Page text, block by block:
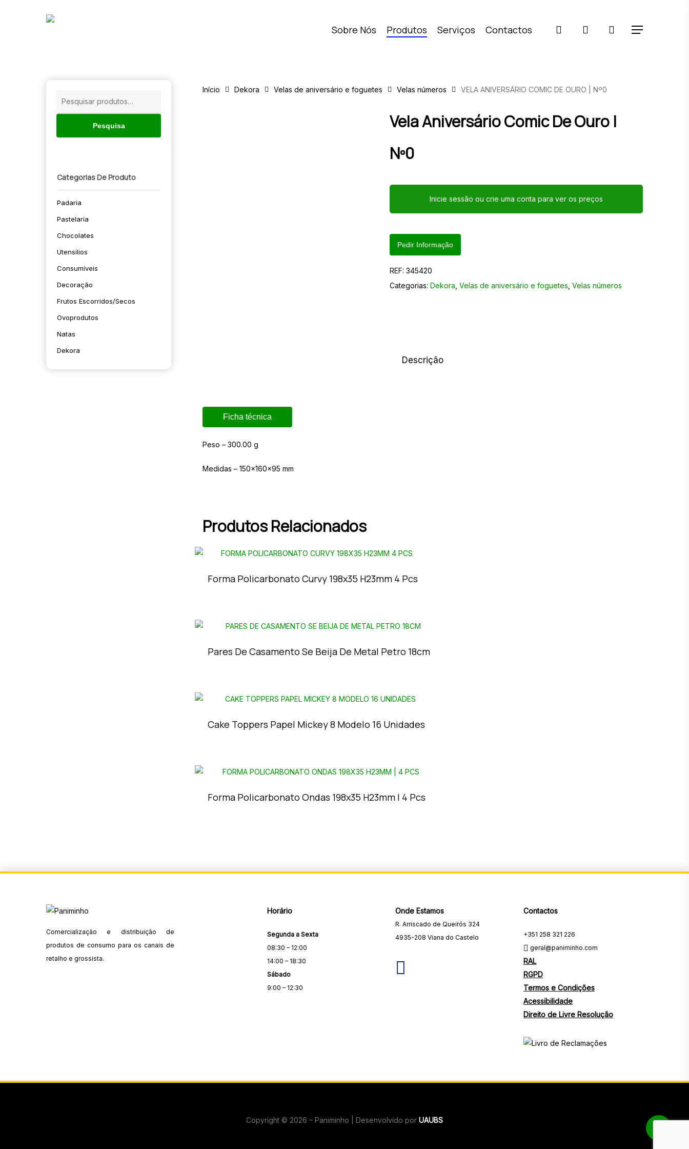
Sobre Nós Produtos Serviços Contactos pesquisaraccount Menu
Pesquisa
Categorias De Produto
Padaria
Pastelaria
Chocolates
Utensílios
Consumíveis
Decoração
Frutos Escorridos/secos
Ovoprodutos
Natas
Dekora
Início Dekora Velas de aniversário e foguetes Velas números VELA ANIVERSÁRIO COMIC DE OURO | Nº0
Vela Aniversário Comic De Ouro |
Nº0
Inicie sessão ou crie uma conta para ver os preços
Pedir Informação
REF:345420
Categorias:Dekora ,Velas de aniversário e foguetes ,Velas números
Descrição
Ficha técnica
Peso – 300.00 g
Medidas – 150x160x95 mm
Produtos Relacionados
Forma Policarbonato Curvy 198x35 H23mm 4 Pcs
Pares De Casamento Se Beija De Metal Petro 18cm
Cake Toppers Papel Mickey 8 Modelo 16 Unidades
Forma Policarbonato Ondas 198x35 H23mm | 4 Pcs
Comercialização e distribuição de
produtos de consumo para os canais de
retalho e grossista.
Horário
Segunda a Sexta
08:30 – 12:00
14:00 – 18:30
Sábado
9:00 – 12:30
Onde Estamos
R. Arriscado de Queirós 324
4935-208 Viana do Castelo
Contactos
+351 258 321 226
geral@paniminho.com
RAL
RGPD
Termos e Condições
Acessibilidade
Direito de Livre Resolução
Copyright © 2026 – Paniminho | Desenvolvido por UAUBS